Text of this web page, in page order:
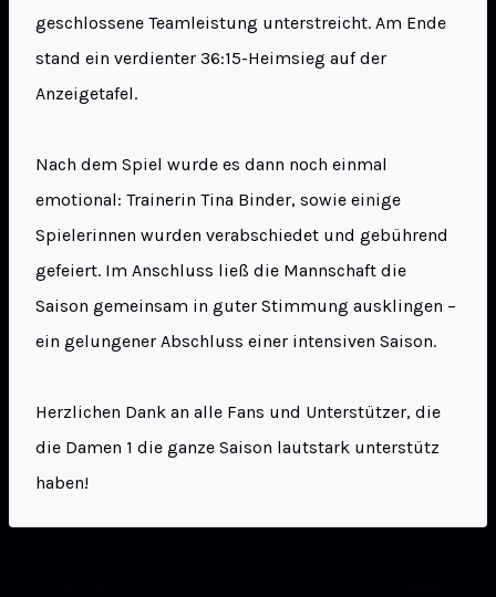
geschlossene Teamleistung unterstreicht. Am Ende
stand ein verdienter 36:15-Heimsieg auf der
Anzeigetafel.
Nach dem Spiel wurde es dann noch einmal
emotional: Trainerin Tina Binder, sowie einige
Spielerinnen wurden verabschiedet und gebührend
gefeiert. Im Anschluss ließ die Mannschaft die
Saison gemeinsam in guter Stimmung ausklingen –
ein gelungener Abschluss einer intensiven Saison.
Herzlichen Dank an alle Fans und Unterstützer, die
die Damen 1 die ganze Saison lautstark unterstütz
haben!